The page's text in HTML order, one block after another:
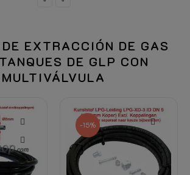
EXTRACCIÓN DE GAS
DE GLP CON
MULTIVÁLVULA
-15%